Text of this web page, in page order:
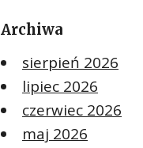
Archiwa
sierpień 2026
lipiec 2026
czerwiec 2026
maj 2026